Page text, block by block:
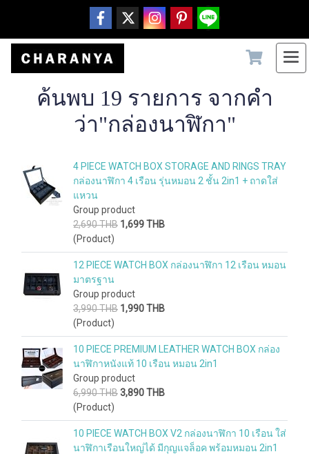
ค้นพบ 19 รายการ จากคำ
ว่า"กล่องนาฬิกา"
4 PIECE WATCH BOX STORAGE AND RINGS TRAY
กล่องนาฬิกา 4 เรือน รุ่นหมอน 2 ชั้น 2in1 + ถาดใส่
แหวน
Group product
2,690 THB 1,699 THB
(Product)
12 PIECE WATCH BOX กล่องนาฬิกา 12 เรือน หมอน
มาตรฐาน
Group product
3,990 THB 1,990 THB
(Product)
10 PIECE PREMIUM LEATHER WATCH BOX กล่อง
นาฬิกาหนังแท้ 10 เรือน หมอน 2in1
Group product
6,990 THB3,890 THB
(Product)
10 PIECE WATCH BOX V2 กล่องนาฬิกา 10 เรือน ใส่
นาฬิกาเรือนใหญ่ได้ มีกุญแจล็อค พร้อมหมอน 2in1